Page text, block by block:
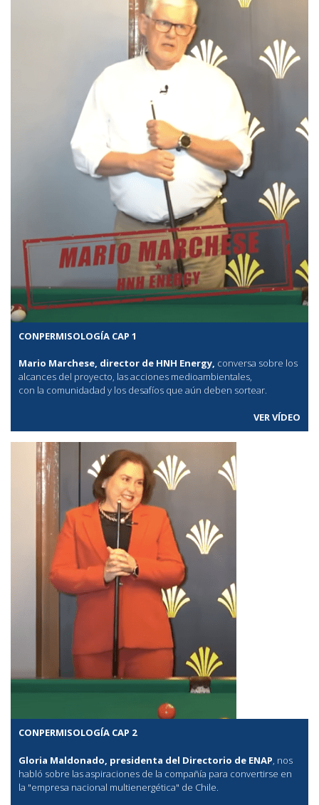
CONPERMISOLOGÍA CAP 1
Mario Marchese, director de HNH Energy, conversa sobre los
alcances del proyecto, las acciones medioambientales,
con la comunidadad y los desafíos que aún deben sortear.
VER VÍDEO
CONPERMISOLOGÍA CAP 2
Gloria Maldonado, presidenta del Directorio de ENAP, nos
habló sobre las aspiraciones de la compañía para convertirse en
la "empresa nacional multienergética" de Chile.